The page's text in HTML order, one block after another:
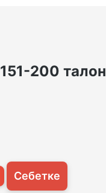
151-200 талон
Себетке